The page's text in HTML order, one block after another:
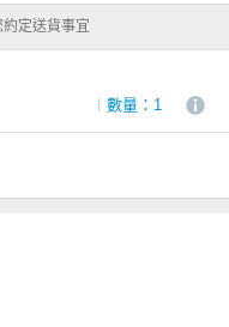
定送貨事宜
數量：1